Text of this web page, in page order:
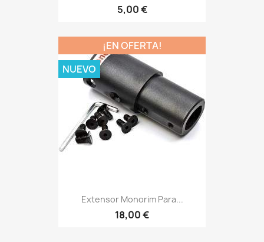
5,00 €
Extensor Monorim Para...
18,00 €
¡EN OFERTA!
NUEVO